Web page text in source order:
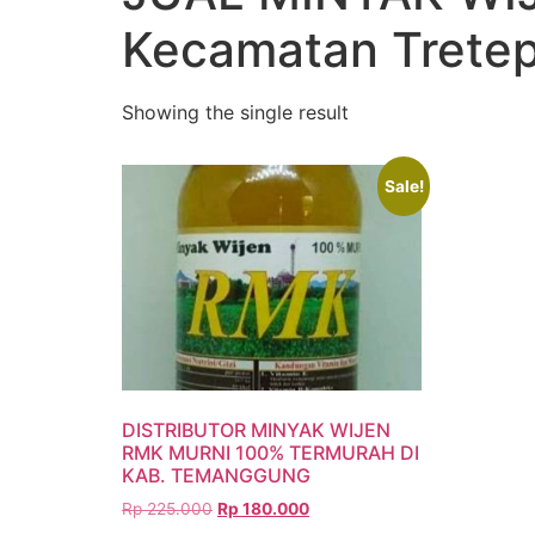
Kecamatan
Showing the single result
Sale!
DISTRIBUTOR MINYAK WIJEN
RMK MURNI 100% TERMURAH DI
KAB. TEMANGGUNG
Rp225.000 Rp 180.000